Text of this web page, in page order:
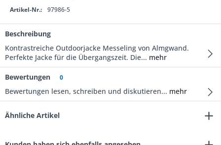
Artikel-Nr.:
97986-5
Beschreibung
Kontrastreiche Outdoorjacke Messeling von Almgwand.
Perfekte Jacke für die Übergangszeit. Die... mehr
Bewertungen 0
Bewertungen lesen, schreiben und diskutieren... mehr
Ähnliche Artikel